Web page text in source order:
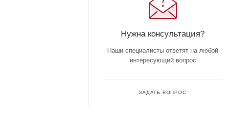
Нужна консультация?
Наши специалисты ответят на любой
интересующий вопрос
ЗАДАТЬ ВОПРОС